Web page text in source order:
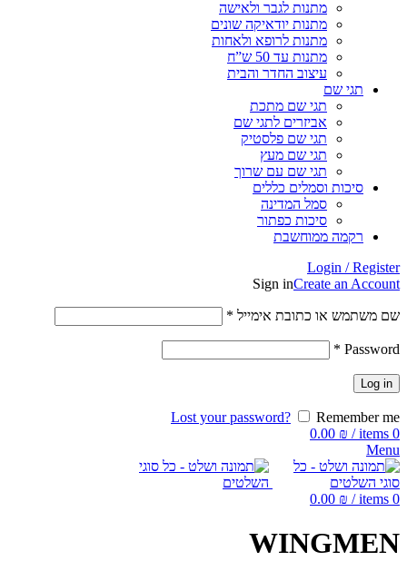
מתנות לגבר ולאישה
מתנות יודאיקה שונים
מתנות לרופא ולאחות
מתנות עד 50 ש”ח
עיצוב החדר והבית
תגי שם
תגי שם מתכת
אביזרים לתגי שם
תגי שם פלסטיק
תגי שם מעץ
תגי שם עם שרוך
סיכות וסמלים כללים
סמל המדינה
סיכות כפתור
רקמה ממוחשבת
Login / Register
Sign inCreate an Account
שם משתמש או כתובת אימייל *
Password
*
Log in
Lost your password?
Remember me
0
items
/
0.00 ₪
Menu
0
items
/
0.00 ₪
WINGMEN